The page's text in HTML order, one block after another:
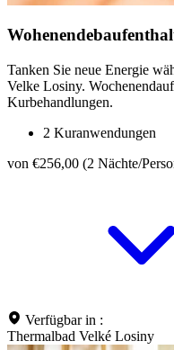
Tanken Sie neue Energie
Velke Losiny.
Kurbehandlungen.
2 Kuranwendungen
von €256,00 (2 Nächte/
Verfügbar in :
Thermalbad Velké Losiny